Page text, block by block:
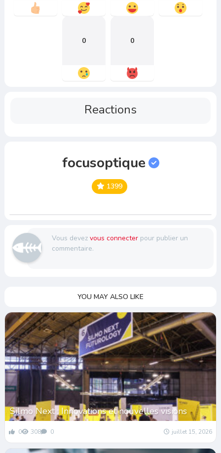
0 0
Reactions
focusoptique
1399
Vous devez vous connecterpour publier un
commentaire.
YOU MAY ALSO LIKE
Silmo Next : Innovations et nouvelles visions
0 308 0 juillet 15, 2026